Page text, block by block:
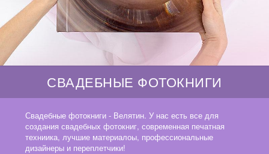
СВАДЕБНЫЕ ФОТОКНИГИ
Свадебные фотокниги - Велятин. У нас есть все для
создания свадебных фотокниг, современная печатная
техниика, лучшие материалоы, профессиональные
дизайнеры и переплетчики!